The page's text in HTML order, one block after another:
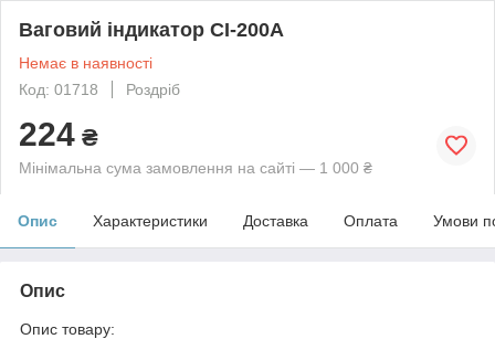
Ваговий індикатор CI-200A
Немає в наявності
Код: 01718
Роздріб
224 ₴
Мінімальна сума замовлення на сайті — 1 000 ₴
Опис Характеристики Доставка Оплата Умови
Опис
Опис товару: